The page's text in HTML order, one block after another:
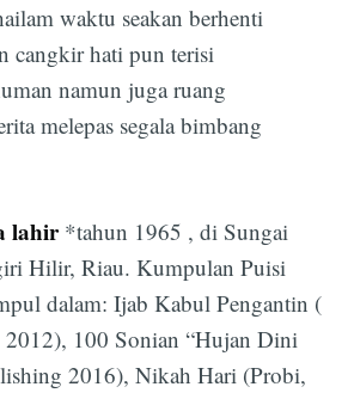
waktu seakan berhenti
cangkir hati pun terisi
namun juga ruang
melepas segala bimbang
lahir*tahun 1965 , di Sungai
Hilir, Riau. Kumpulan Puisi
dalam: Ijab Kabul Pengantin (
100 Sonian “Hujan Dini
2016), Nikah Hari (Probi,